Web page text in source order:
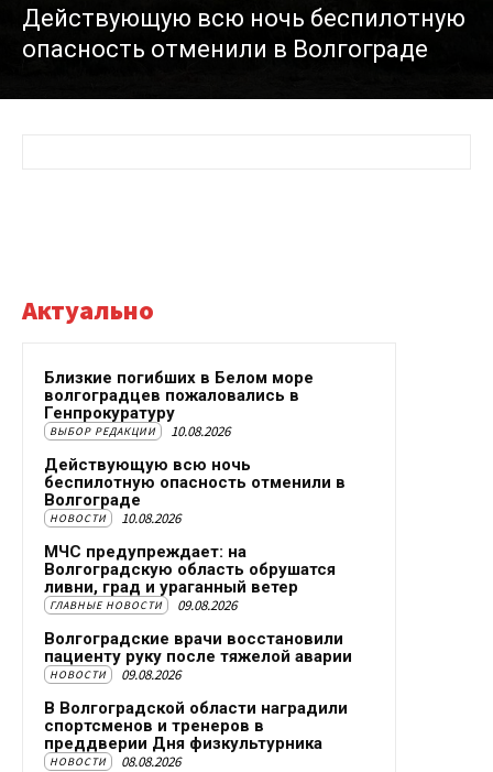
Действующую всю ночь беспилотную
опасность отменили в Волгограде
Актуально
Близкие погибших в Белом море
волгоградцев пожаловались в
Генпрокуратуру
ВЫБОР РЕДАКЦИИ 10.08.2026
Действующую всю ночь
беспилотную опасность отменили в
Волгограде
НОВОСТИ 10.08.2026
МЧС предупреждает: на
Волгоградскую область обрушатся
ливни, град и ураганный ветер
ГЛАВНЫЕ НОВОСТИ 09.08.2026
Волгоградские врачи восстановили
пациенту руку после тяжелой аварии
НОВОСТИ 09.08.2026
В Волгоградской области наградили
спортсменов и тренеров в
преддверии Дня физкультурника
НОВОСТИ 08.08.2026